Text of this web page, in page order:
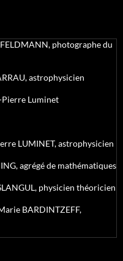
photographe du
astrophysicien
Pierre Luminet
LUMINET, astrophysicien
agrégé de mathématiques
physicien théoricien
BARDINTZEFF,